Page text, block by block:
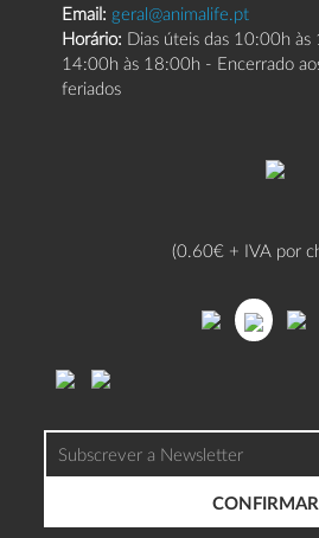
Email: geral@animalife.pt
Horário: Dias úteis das 10:00h
14:00h às 18:00h - Encerrado
feriados
(0.60€ + IVA por
CONFIRMAR